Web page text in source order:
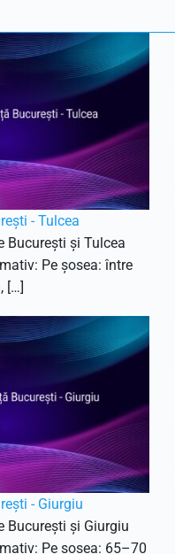
- Tulcea
București și Tulcea
Pe șosea: între
[…]
- Giurgiu
București și Giurgiu
Pe șosea: 65–70